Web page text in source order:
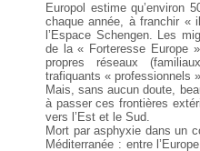
Europol estime qu’environ
chaque année, à franchir «
l’Espace Schengen. Les
de la « Forteresse Europe
propres réseaux
trafiquants « professionnels
Mais, sans aucun doute,
à passer ces frontières
vers l’Est et le Sud.
Mort par asphyxie dans un
Méditerranée : entre